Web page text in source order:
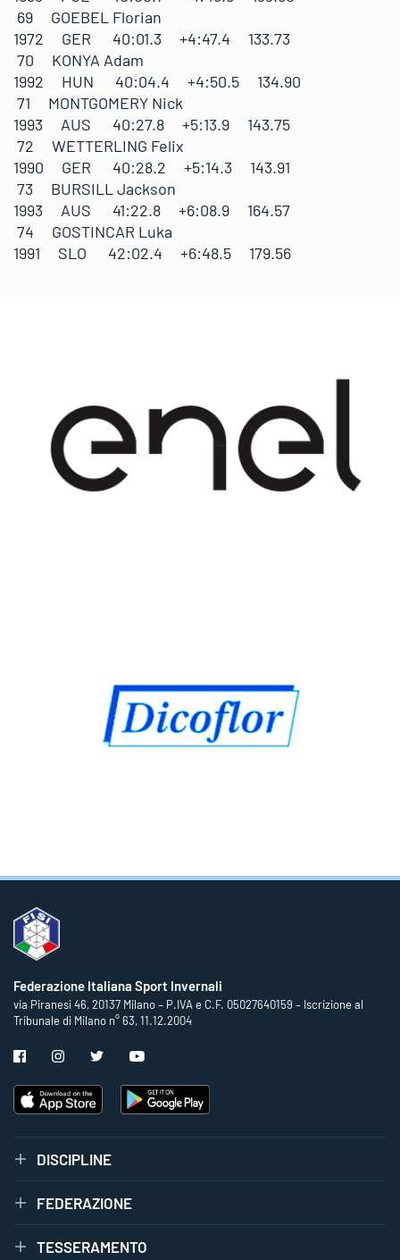
69 GOEBEL Florian
1972 GER 40:01.3 +4:47.4 133.73
70 KONYA Adam
1992 HUN 40:04.4 +4:50.5 134.90
71 MONTGOMERY Nick
1993 AUS 40:27.8 +5:13.9 143.75
72 WETTERLING Felix
1990 GER 40:28.2 +5:14.3 143.91
73 BURSILL Jackson
1993 AUS 41:22.8 +6:08.9 164.57
74 GOSTINCAR Luka
1991 SLO 42:02.4 +6:48.5 179.56
Federazione Italiana Sport Invernali
via Piranesi 46, 20137 Milano – P.IVA e C.F. 05027640159 – Iscrizione al
Tribunale di Milano n° 63, 11.12.2004
DISCIPLINE
FEDERAZIONE
TESSERAMENTO